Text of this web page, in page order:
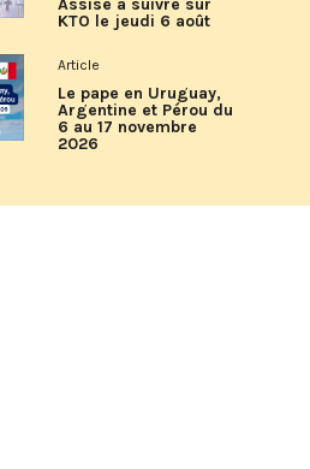
Assise à suivre sur
KTO le jeudi 6 août
Article
Le pape en Uruguay,
Argentine et Pérou du
6 au 17 novembre
2026